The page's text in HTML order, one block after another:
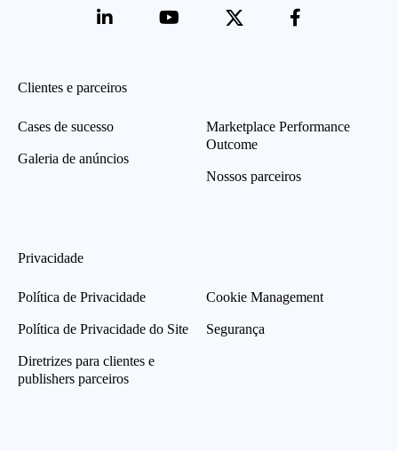
Clientes e parceiros
Cases de sucesso
Galeria de anúncios
Marketplace Performance
Outcome
Nossos parceiros
Privacidade
Política de Privacidade
Política de Privacidade do Site
Diretrizes para clientes e
publishers parceiros
Cookie Management
Segurança